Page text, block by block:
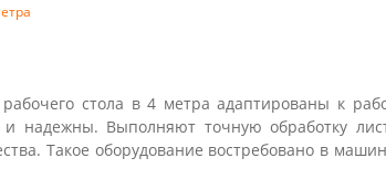
стола в 4 метра адаптированы к
надежны. Выполняют точную обработку
Такое оборудование востребовано в